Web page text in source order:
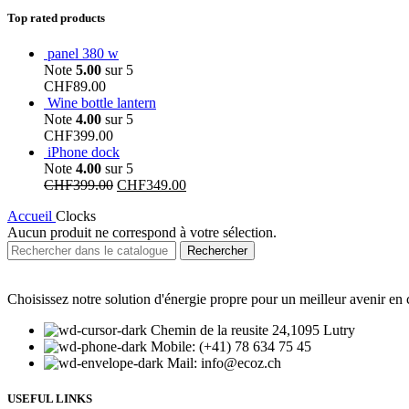
Top rated products
panel 380 w
Note 5.00 sur 5
CHF89.00
Wine bottle lantern
Note 4.00 sur 5
CHF399.00
iPhone dock
Note 4.00 sur 5
CHF399.00 CHF349.00
Accueil Clocks
Aucun produit ne correspond à votre sélection.
Rechercher
Choisissez notre solution d'énergie propre pour un meilleur avenir en
Chemin de la reusite 24,1095 Lutry
Mobile: (+41) 78 634 75 45
Mail: info@ecoz.ch
USEFUL LINKS